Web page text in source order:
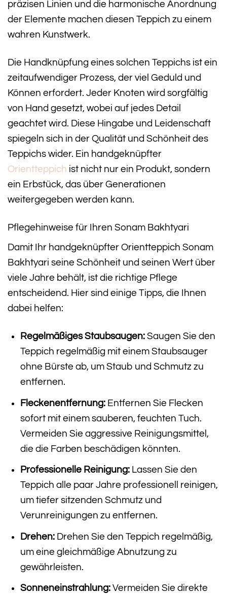
präzisen Linien und die harmonische Anordnung
der Elemente machen diesen Teppich zu einem
wahren Kunstwerk.
Die Handknüpfung eines solchen Teppichs ist ein
zeitaufwendiger Prozess, der viel Geduld und
Können erfordert. Jeder Knoten wird sorgfältig
von Hand gesetzt, wobei auf jedes Detail
geachtet wird. Diese Hingabe und Leidenschaft
spiegeln sich in der Qualität und Schönheit des
Teppichs wider. Ein handgeknüpfter
Orientteppich ist nicht nur ein Produkt, sondern
ein Erbstück, das über Generationen
weitergegeben werden kann.
Pflegehinweise für Ihren Sonam Bakhtyari
Damit Ihr handgeknüpfter Orientteppich Sonam
Bakhtyari seine Schönheit und seinen Wert über
viele Jahre behält, ist die richtige Pflege
entscheidend. Hier sind einige Tipps, die Ihnen
dabei helfen:
Regelmäßiges Staubsaugen:Saugen Sie den
Teppich regelmäßig mit einem Staubsauger
ohne Bürste ab, um Staub und Schmutz zu
entfernen.
Fleckenentfernung:Entfernen Sie Flecken
sofort mit einem sauberen, feuchten Tuch.
Vermeiden Sie aggressive Reinigungsmittel,
die die Farben beschädigen könnten.
Professionelle Reinigung:Lassen Sie den
Teppich alle paar Jahre professionell reinigen,
um tiefer sitzenden Schmutz und
Verunreinigungen zu entfernen.
Drehen:Drehen Sie den Teppich regelmäßig,
um eine gleichmäßige Abnutzung zu
gewährleisten.
Sonneneinstrahlung:Vermeiden Sie direkte